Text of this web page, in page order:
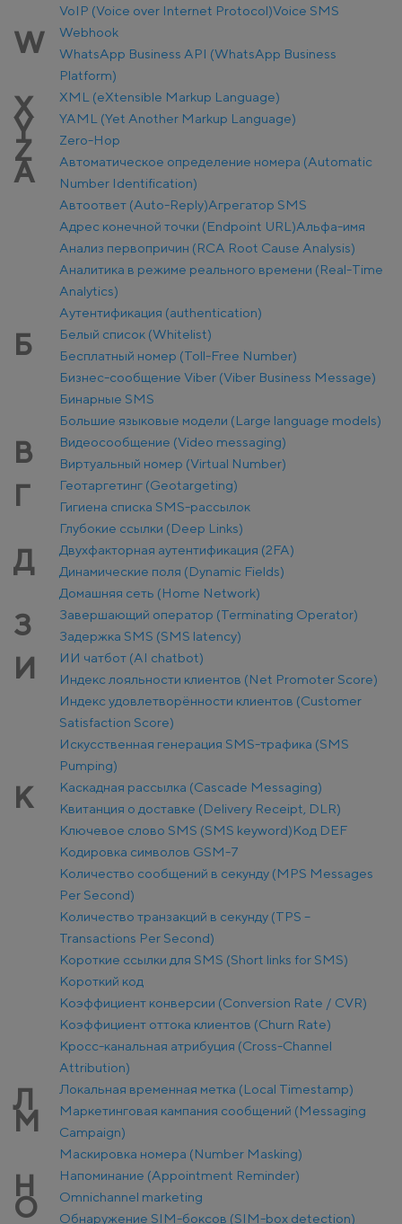
VoIP (Voice over Internet Protocol)Voice SMS
W
Webhook
WhatsApp Business API (WhatsApp Business
Platform)
X XML (eXtensible Markup Language)
Y YAML (Yet Another Markup Language)
Z Zero-Hop
А
Автоматическое определение номера (Automatic
Number Identification)
Автоответ (Auto-Reply)Агрегатор SMS
Адрес конечной точки (Endpoint URL)Альфа-имя
Анализ первопричин (RCA Root Cause Analysis)
Аналитика в режиме реального времени (Real-Time
Analytics)
Аутентификация (authentication)
Б
Белый список (Whitelist)
Бесплатный номер (Toll-Free Number)
Бизнес-сообщение Viber (Viber Business Message)
Бинарные SMS
Большие языковые модели (Large language models)
В
Видеосообщение (Video messaging)
Виртуальный номер (Virtual Number)
Г
Геотаргетинг (Geotargeting)
Гигиена списка SMS-рассылок
Глубокие ссылки (Deep Links)
Д
Двухфакторная аутентификация (2FA)
Динамические поля (Dynamic Fields)
Домашняя сеть (Home Network)
З
Завершающий оператор (Terminating Operator)
Задержка SMS (SMS latency)
И
ИИ чатбот (AI chatbot)
Индекс лояльности клиентов (Net Promoter Score)
Индекс удовлетворённости клиентов (Customer
Satisfaction Score)
Искусственная генерация SMS-трафика (SMS
Pumping)
К
Каскадная рассылка (Cascade Messaging)
Квитанция о доставке (Delivery Receipt, DLR)
Ключевое слово SMS (SMS keyword)Код DEF
Кодировка символов GSM-7
Количество сообщений в секунду (MPS Messages
Per Second)
Количество транзакций в секунду (TPS –
Transactions Per Second)
Короткие ссылки для SMS (Short links for SMS)
Короткий код
Коэффициент конверсии (Conversion Rate / CVR)
Коэффициент оттока клиентов (Churn Rate)
Кросс-канальная атрибуция (Cross-Channel
Attribution)
Л Локальная временная метка (Local Timestamp)
М
Маркетинговая кампания сообщений (Messaging
Campaign)
Маскировка номера (Number Masking)
Н Напоминание (Appointment Reminder)
О
Оmnichannel marketing
Обнаружение SIM-боксов (SIM-box detection)